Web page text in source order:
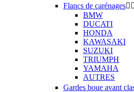
Flancs de carénages 
BMW
DUCATI
HONDA
KAWASAKI
SUZUKI
TRIUMPH
YAMAHA
AUTRES
Gardes boue avant